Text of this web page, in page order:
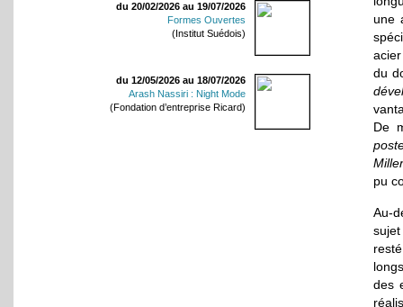
du 20/02/2026 au 19/07/2026
Formes Ouvertes
(Institut Suédois)
du 12/05/2026 au 18/07/2026
Arash Nassiri : Night Mode
(Fondation d’entreprise Ricard)
une
du
De
pu
Au-
des